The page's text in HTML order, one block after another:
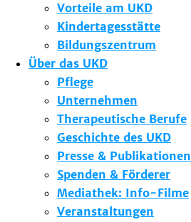
Vorteile am UKD
Kindertagesstätte
Bildungszentrum
Über das UKD
Pflege
Unternehmen
Therapeutische Berufe
Geschichte des UKD
Presse & Publikationen
Spenden & Förderer
Mediathek: Info-Filme
Veranstaltungen